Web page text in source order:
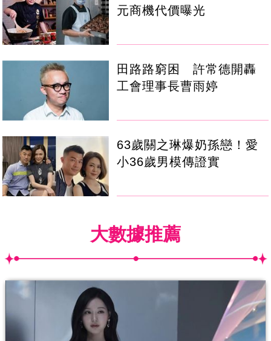
元商機代價曝光
田路路窮困 許常德開轟
工會理事長曹雨婷
63歲關之琳爆奶孫戀！愛
小36歲男模傳證實
大數據推薦